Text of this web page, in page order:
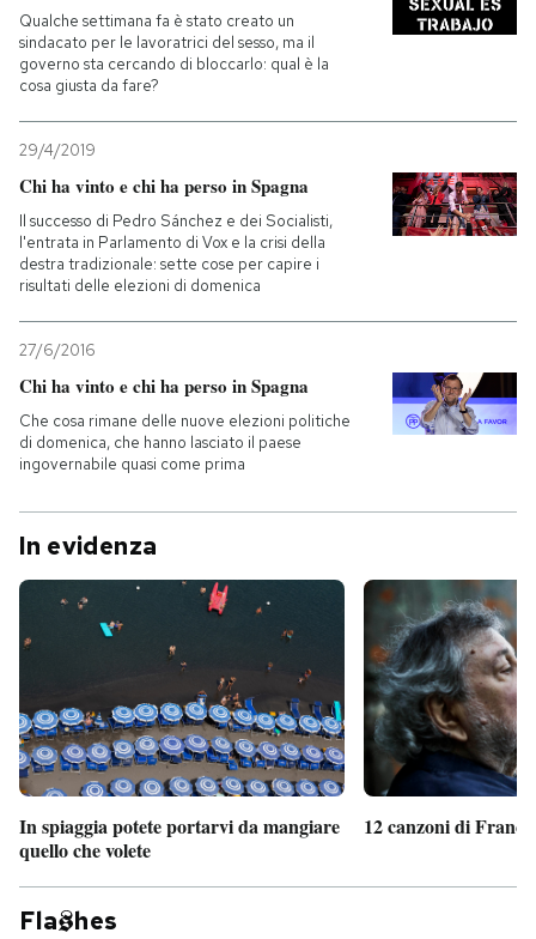
Qualche settimana fa è stato creato un
sindacato per le lavoratrici del sesso, ma il
governo sta cercando di bloccarlo: qual è la
cosa giusta da fare?
29/4/2019
Chi ha vinto e chi ha perso in Spagna
Il successo di Pedro Sánchez e dei Socialisti,
l'entrata in Parlamento di Vox e la crisi della
destra tradizionale: sette cose per capire i
risultati delle elezioni di domenica
27/6/2016
Chi ha vinto e chi ha perso in Spagna
Che cosa rimane delle nuove elezioni politiche
di domenica, che hanno lasciato il paese
ingovernabile quasi come prima
In evidenza
In spiaggia potete portarvi da mangiare
quello che volete
12 canzoni di
Fla hes